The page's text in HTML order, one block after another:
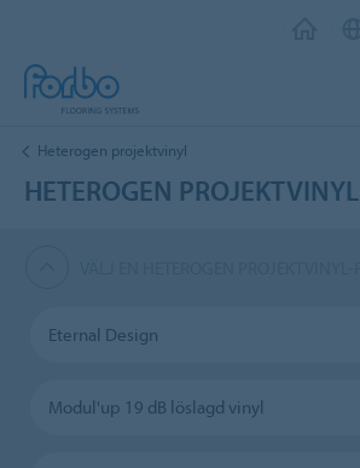
Heterogen projektvinyl
HETEROGEN PROJEKTVINYL
Eternal Design
Modul'up 19 dB löslagd vinyl